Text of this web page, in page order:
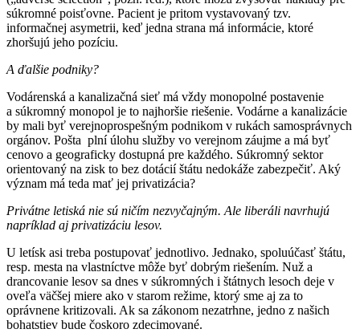
súkromné poisťovne. Pacient je pritom vystavovaný tzv.
informačnej asymetrii, keď jedna strana má informácie, ktoré
zhoršujú jeho pozíciu.
A ďalšie podniky?
Vodárenská a kanalizačná sieť má vždy monopolné postavenie
a súkromný monopol je to najhoršie riešenie. Vodárne a kanalizácie
by mali byť verejnoprospešným podnikom v rukách samosprávnych
orgánov. Pošta plní úlohu služby vo verejnom záujme a má byť
cenovo a geograficky dostupná pre každého. Súkromný sektor
orientovaný na zisk to bez dotácií štátu nedokáže zabezpečiť. Aký
význam má teda mať jej privatizácia?
Privátne letiská nie sú ničím nezvyčajným. Ale liberáli navrhujú
napríklad aj privatizáciu lesov.
U letísk asi treba postupovať jednotlivo. Jednako, spoluúčasť štátu,
resp. mesta na vlastníctve môže byť dobrým riešením. Nuž a
drancovanie lesov sa dnes v súkromných i štátnych lesoch deje v
oveľa väčšej miere ako v starom režime, ktorý sme aj za to
oprávnene kritizovali. Ak sa zákonom nezatrhne, jedno z našich
bohatstiev bude čoskoro zdecimované.